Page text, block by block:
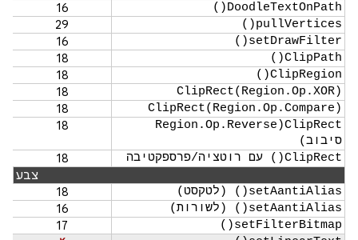
DoodleTextOnPath()
16
pullVertices()
29
setDrawFilter()
16
ClipPath()
18
ClipRegion()
18
ClipRect(Region.Op.XOR)
18
ClipRect(Region.Op.Compare)
18
ClipRect(Region.Op.Reverse
סיבוב)
18
ClipRect() עם רוטציה/פרספקטיבה
18
צבע
setAantiAlias() (לטקסט) 18
setAantiAlias() (לשורות) 16
setFilterBitmap()
17